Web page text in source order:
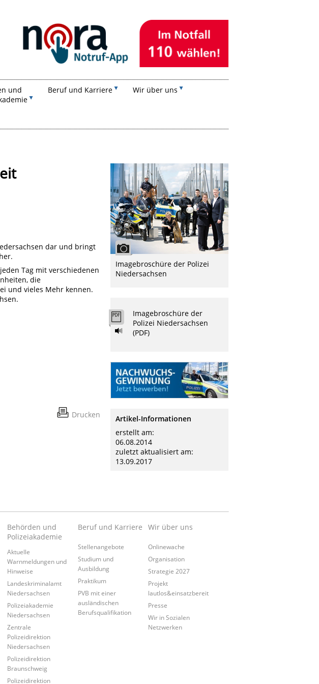
und
Beruf und Karriere Wir über uns
dar und bringt
Tag mit verschiedenen
die
und vieles Mehr kennen.
Drucken
Imagebroschüre der Polizei
Niedersachsen
Imagebroschüre der
Polizei Niedersachsen
(PDF)
Artikel-Informationen
erstellt am:
06.08.2014
zuletzt aktualisiert am:
13.09.2017
Behörden und
Polizeiakademie
Aktuelle
Warnmeldungen und
Hinweise
Landeskriminalamt
Niedersachsen
Polizeiakademie
Niedersachsen
Zentrale
Polizeidirektion
Niedersachsen
Polizeidirektion
Braunschweig
Polizeidirektion
Beruf und Karriere
Stellenangebote
Studium und
Ausbildung
Praktikum
PVB mit einer
ausländischen
Berufsqualifikation
Wir über uns
Onlinewache
Organisation
Strategie 2027
Projekt
lautlos&einsatzbereit
Presse
Wir in Sozialen
Netzwerken